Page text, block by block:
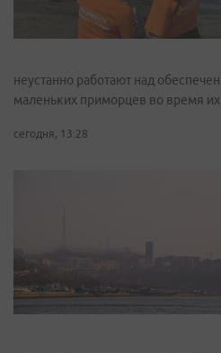
неустанно работают над
маленьких приморцев во время
сегодня, 13:28